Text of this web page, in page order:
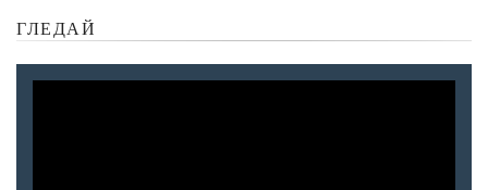
ГЛЕДАЙ